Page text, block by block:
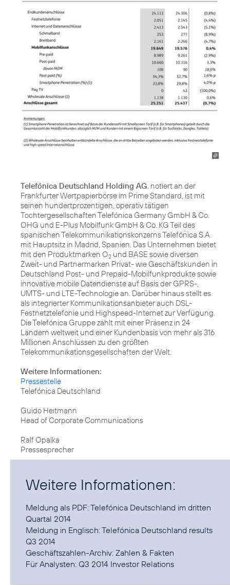
Telefónica Deutschland Holding AG , notiert an der
Frankfurter Wertpapierbörse im Prime Standard, ist mit
seinen hundertprozentigen, operativ tätigen
Tochtergesellschaften Telefónica Germany GmbH & Co.
OHG und E-Plus Mobilfunk GmbH & Co. KG Teil des
spanischen Telekommunikationskonzerns Telefónica S.A.
mit Hauptsitz in Madrid, Spanien. Das Unternehmen bietet
mit den Produktmarken O2 und BASE sowie diversen
Zweit- und Partnermarken Privat- wie Geschäftskunden in
Deutschland Post- und Prepaid-Mobilfunkprodukte sowie
innovative mobile Datendienste auf Basis der GPRS-,
UMTS- und LTE-Technologie an. Darüber hinaus stellt es
als integrierter Kommunikationsanbieter auch DSL-
Festnetztelefonie und Highspeed-Internet zur Verfügung.
Die Telefónica Gruppe zählt mit einer Präsenz in 24
Ländern weltweit und einer Kundenbasis von mehr als 316
Millionen Anschlüssen zu den größten
Telekommunikationsgesellschaften der Welt.
Weitere Informationen:
Pressestelle
Telefónica Deutschland
Guido Heitmann
Head of Corporate Communications
Ralf Opalka
Pressesprecher
Weitere Informationen:
Meldung als PDF:Telefónica Deutschland im dritten
Quartal 2014
Meldung in Englisch:Telefónica Deutschland results
Q3 2014
Geschäftszahlen-Archiv: Zahlen & Fakten
Für Analysten: Q3 2014 Investor Relations